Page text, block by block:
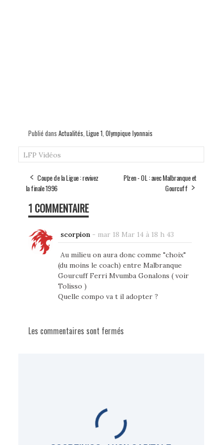
Publié dans Actualités Ligue 1 Olympique lyonnais
LFP Vidéos
Coupe de la Ligue : revivez
la finale 1996
Plzen - OL : avec Malbranque et
Gourcuff
1 COMMENTAIRE
scorpion - mar 18 Mar 14 à 18 h 43
Au milieu on aura donc comme "choix"
(du moins le coach) entre Malbranque
Gourcuff Ferri Mvumba Gonalons ( voir
Tolisso )
Quelle compo va t il adopter ?
Les commentaires sont fermés